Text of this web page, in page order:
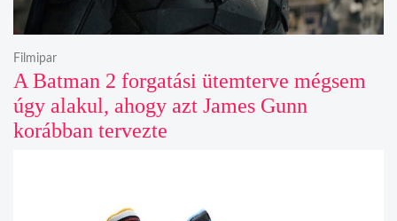
A Batman 2 forgatási ütemterve mégsem
úgy alakul, ahogy azt James Gunn
korábban tervezte
Filmipar